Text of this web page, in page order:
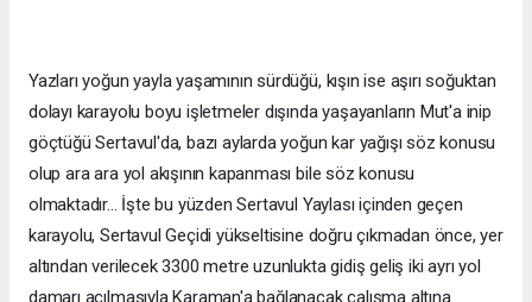
Yazları yoğun yayla yaşamının sürdüğü, kışın ise aşırı soğuktan
dolayı karayolu boyu işletmeler dışında yaşayanların Mut'a inip
göçtüğü Sertavul'da, bazı aylarda yoğun kar yağışı söz konusu
olup ara ara yol akışının kapanması bile söz konusu
olmaktadır... İşte bu yüzden Sertavul Yaylası içinden geçen
karayolu, Sertavul Geçidi yükseltisine doğru çıkmadan önce, yer
altından verilecek 3300 metre uzunlukta gidiş geliş iki ayrı yol